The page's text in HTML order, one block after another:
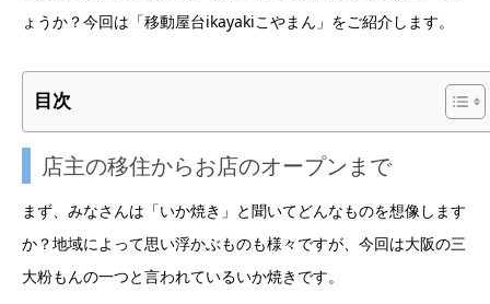
ょうか？今回は「移動屋台ikayakiこやまん」をご紹介します。
目次
店主の移住からお店のオープンまで
まず、みなさんは「いか焼き」と聞いてどんなものを想像します
か？地域によって思い浮かぶものも様々ですが、今回は大阪の三
大粉もんの一つと言われているいか焼きです。